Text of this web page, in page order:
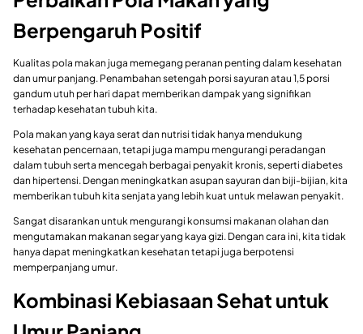
Berpengaruh Positif
Kualitas pola makan juga memegang peranan penting dalam kesehatan
dan umur panjang. Penambahan setengah porsi sayuran atau 1,5 porsi
gandum utuh per hari dapat memberikan dampak yang signifikan
terhadap kesehatan tubuh kita.
Pola makan yang kaya serat dan nutrisi tidak hanya mendukung
kesehatan pencernaan, tetapi juga mampu mengurangi peradangan
dalam tubuh serta mencegah berbagai penyakit kronis, seperti diabetes
dan hipertensi. Dengan meningkatkan asupan sayuran dan biji-bijian, kita
memberikan tubuh kita senjata yang lebih kuat untuk melawan penyakit.
Sangat disarankan untuk mengurangi konsumsi makanan olahan dan
mengutamakan makanan segar yang kaya gizi. Dengan cara ini, kita tidak
hanya dapat meningkatkan kesehatan tetapi juga berpotensi
memperpanjang umur.
Kombinasi Kebiasaan Sehat untuk